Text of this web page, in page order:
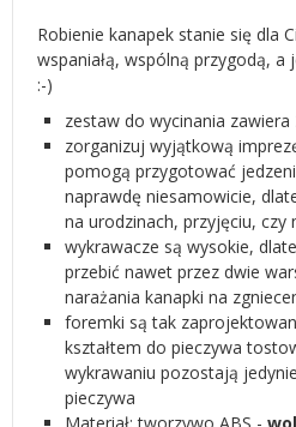
Robienie kanapek stanie się dla
wspaniałą, wspólną przygodą, a
:-)
zestaw do wycinania
zorganizuj wyjątkową
pomogą przygotować
naprawdę niesamowicie,
na urodzinach, przyjęciu, czy
wykrawacze są wysokie,
przebić nawet przez dwie
narażania kanapki na
foremki są tak
kształtem do pieczywa
wykrawaniu pozostają
pieczywa